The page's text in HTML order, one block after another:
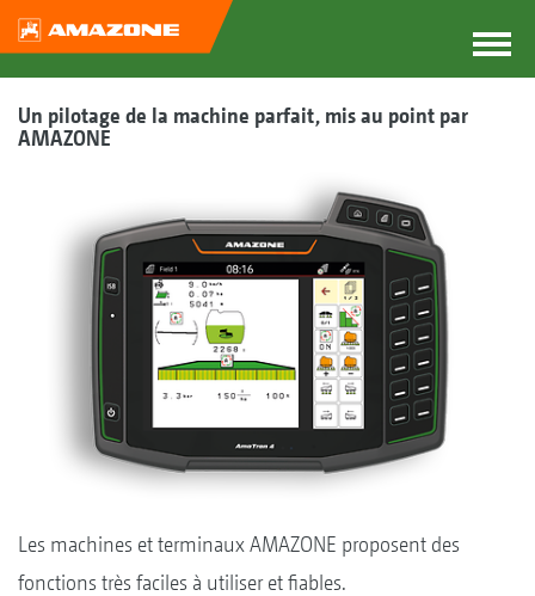
Un pilotage de la machine parfait, mis au point par
AMAZONE
Les machines et terminaux AMAZONE proposent des
fonctions très faciles à utiliser et fiables.